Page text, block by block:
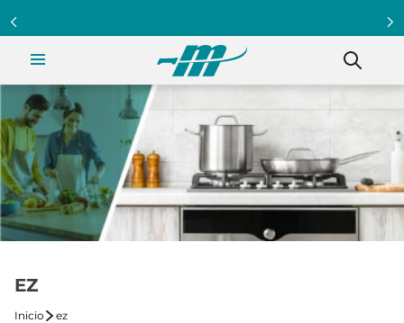
EZ
ez